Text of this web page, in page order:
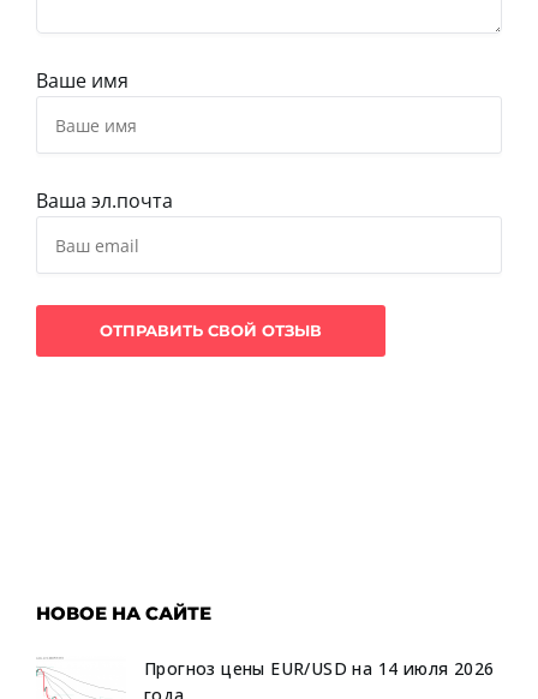
Ваше имя
Ваша эл.почта
НОВОЕ НА САЙТЕ
Прогноз цены EUR/USD на 14 июля 2026